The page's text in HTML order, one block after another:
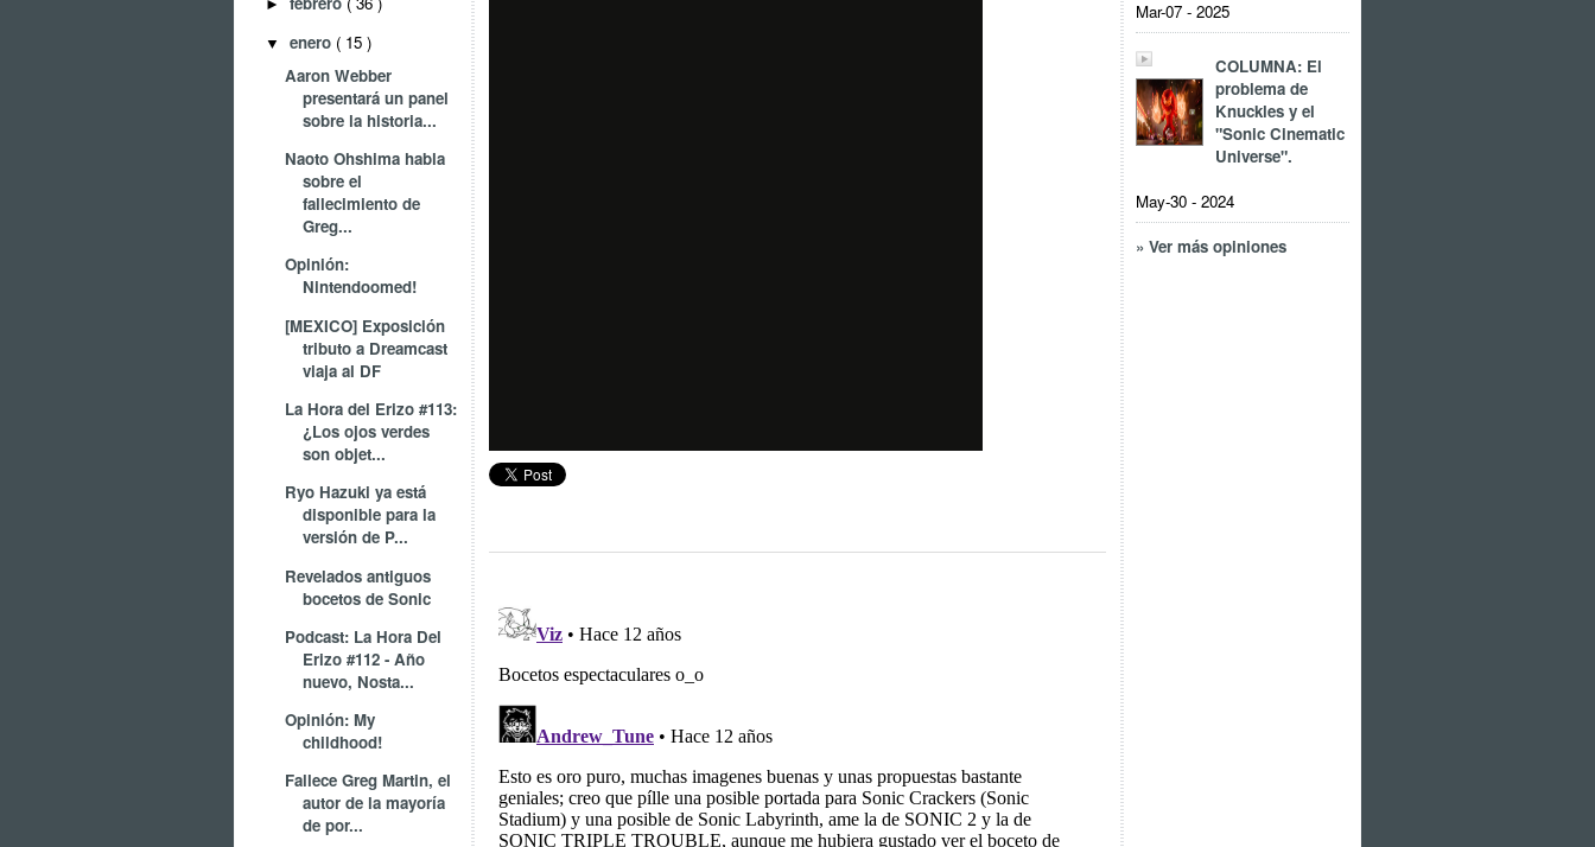
►
▼ enero ( 15 )
Aaron Webber
presentará un panel
sobre la historia...
Naoto Ohshima habla
sobre el
fallecimiento de
Greg...
Opinión:
Nintendoomed!
[MEXICO] Exposición
tributo a Dreamcast
viaja al DF
La Hora del Erizo #113:
¿Los ojos verdes
son objet...
Ryo Hazuki ya está
disponible para la
versión de P...
Revelados antiguos
bocetos de Sonic
Podcast: La Hora Del
Erizo #112 - Año
nuevo, Nosta...
Opinión: My
childhood!
Fallece Greg Martin, el
autor de la mayoría
de por...
Mar-07 - 2025
COLUMNA: El
problema de
Knuckles y el
"Sonic Cinematic
Universe".
May-30 - 2024
» Ver más opiniones